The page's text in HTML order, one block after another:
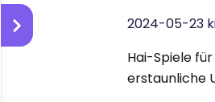
2024-05-23
Hai-Spiele
erstaunliche